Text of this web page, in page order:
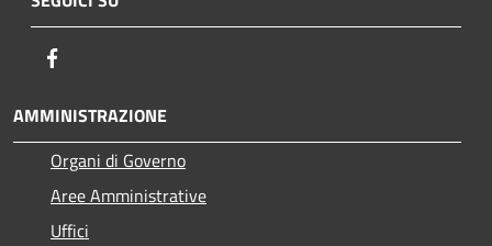
AMMINISTRAZIONE
Organi di Governo
Aree Amministrative
Uffici